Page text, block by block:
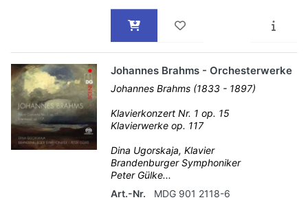
Johannes Brahms - Orchesterwerke
Johannes Brahms (1833 - 1897)
Klavierkonzert Nr. 1 op. 15
Klavierwerke op. 117
Dina Ugorskaja, Klavier
Brandenburger Symphoniker
Peter Gülke...
Art.-Nr.
MDG 901 2118-6